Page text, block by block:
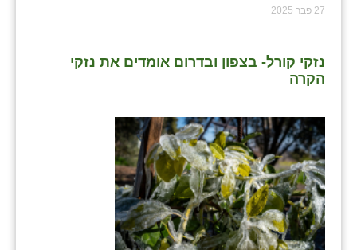
27 פבר 2025
נזקי קורל- בצפון ובדרום אומדים את נזקי
הקרה